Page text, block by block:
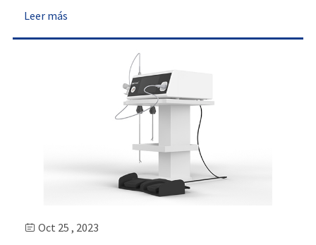
Leer más
 Oct 25 , 2023